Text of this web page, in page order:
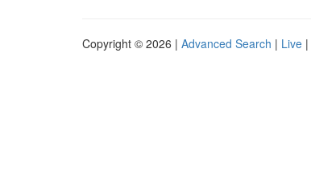
Copyright © 2026 | Advanced Search | Live |